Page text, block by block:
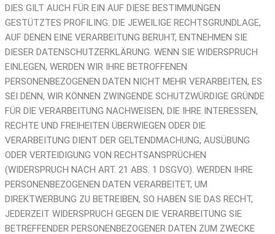
DIES GILT AUCH FÜR EIN AUF DIESE BESTIMMUNGEN
GESTÜTZTES PROFILING. DIE JEWEILIGE RECHTSGRUNDLAGE,
AUF DENEN EINE VERARBEITUNG BERUHT, ENTNEHMEN SIE
DIESER DATENSCHUTZERKLÄRUNG. WENN SIE WIDERSPRUCH
EINLEGEN, WERDEN WIR IHRE BETROFFENEN
PERSONENBEZOGENEN DATEN NICHT MEHR VERARBEITEN, ES
SEI DENN, WIR KÖNNEN ZWINGENDE SCHUTZWÜRDIGE GRÜNDE
FÜR DIE VERARBEITUNG NACHWEISEN, DIE IHRE INTERESSEN,
RECHTE UND FREIHEITEN ÜBERWIEGEN ODER DIE
VERARBEITUNG DIENT DER GELTENDMACHUNG, AUSÜBUNG
ODER VERTEIDIGUNG VON RECHTSANSPRÜCHEN
(WIDERSPRUCH NACH ART. 21 ABS. 1 DSGVO). WERDEN IHRE
PERSONENBEZOGENEN DATEN VERARBEITET, UM
DIREKTWERBUNG ZU BETREIBEN, SO HABEN SIE DAS RECHT,
JEDERZEIT WIDERSPRUCH GEGEN DIE VERARBEITUNG SIE
BETREFFENDER PERSONENBEZOGENER DATEN ZUM ZWECKE